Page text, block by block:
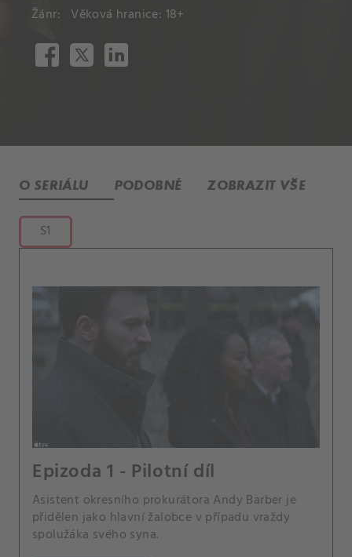
Žánr: Věková hranice: 18+
O SERIÁLU PODOBNÉ ZOBRAZIT VŠE
S1
Epizoda 1 - Pilotní díl
Asistent okresního prokurátora Andy Barber je
přidělen jako hlavní žalobce v případu vraždy
spolužáka svého syna.